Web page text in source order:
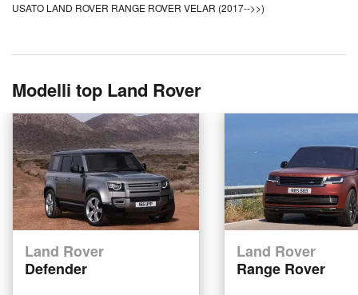
USATO LAND ROVER RANGE ROVER VELAR (2017-->>)
Modelli top Land Rover
Land Rover
Defender
Land Rover
Range Rover